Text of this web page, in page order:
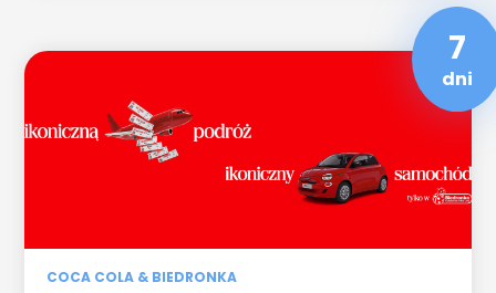
COCA COLA & BIEDRONKA
7
dni